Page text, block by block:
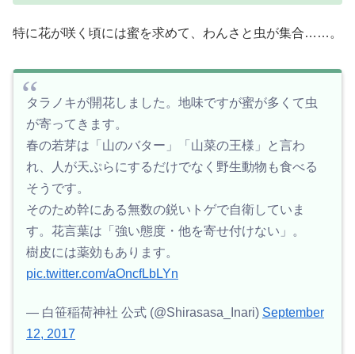
特に花が咲く頃には蜜を求めて、わんさと虫が集合……。
タラノキが開花しました。地味ですが蜜が多くて虫
が寄ってきます。
春の若芽は「山のバター」「山菜の王様」と言わ
れ、人が天ぷらにするだけでなく野生動物も食べる
そうです。
そのため幹にある無数の鋭いトゲで自衛していま
す。花言葉は「強い態度・他を寄せ付けない」。
樹皮には薬効もあります。
pic.twitter.com/aOncfLbLYn
— 白笹稲荷神社 公式 (@Shirasasa_Inari) September
12, 2017